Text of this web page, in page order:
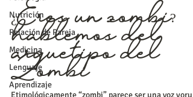
Nutrición
Relación de Pareja
Medicina
Lenguaje
Aprendizaje
¿Eres un zombi?
hablemos del
arquetipo del
Zombi
Etimológicamente “zombi” parece ser una voz